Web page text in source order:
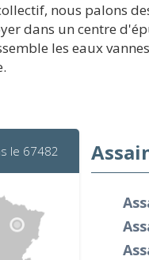
nous palons
dans un centre
les eaux
le 67482